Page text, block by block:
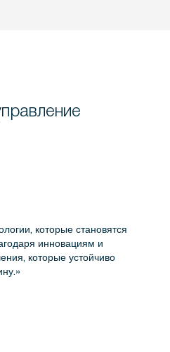
которые становятся
инновациям и
которые устойчиво